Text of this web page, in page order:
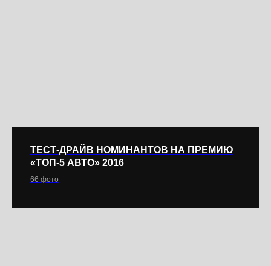
ТЕСТ-ДРАЙВ НОМИНАНТОВ НА ПРЕМИЮ
«ТОП-5 АВТО» 2016
66 фото